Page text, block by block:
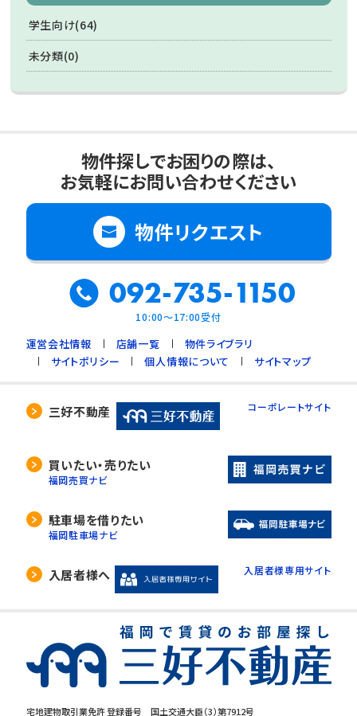
学生向け(64)
未分類(0)
宅地建物取引業免許 登録番号 国土交通大臣（3）第7912号
物件探しでお困りの際は、
お気軽にお問い合わせください
物件リクエスト
092-735-1150
10:00～17:00受付
運営会社情報 店舗一覧
物件ライブラリ
サイトポリシー
個人情報について サイトマップ
三好不動産 コーポレートサイト
買いたい・売りたい
福岡売買ナビ
駐車場を借りたい
福岡駐車場ナビ
入居者様へ 入居者様専用サイト